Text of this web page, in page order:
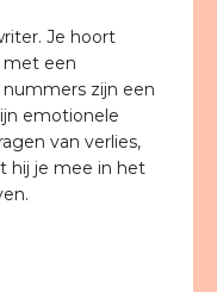
Je hoort
met een
zijn een
emotionele
van verlies,
hij je mee in het